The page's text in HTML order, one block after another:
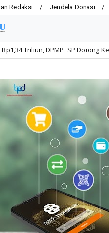
Redaksi Jendela Donasi
Dorong Kepatuhan Pelaku Usaha